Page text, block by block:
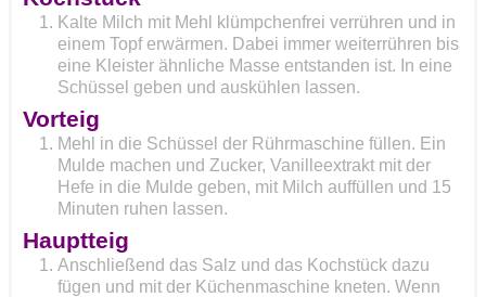
Kalte Milch mit Mehl klümpchenfrei verrühren und in
einem Topf erwärmen. Dabei immer weiterrühren bis
eine Kleister ähnliche Masse entstanden ist. In eine
Schüssel geben und auskühlen lassen.
Vorteig
Mehl in die Schüssel der Rührmaschine füllen. Ein
Mulde machen und Zucker, Vanilleextrakt mit der
Hefe in die Mulde geben, mit Milch auffüllen und 15
Minuten ruhen lassen.
Hauptteig
Anschließend das Salz und das Kochstück dazu
fügen und mit der Küchenmaschine kneten. Wenn